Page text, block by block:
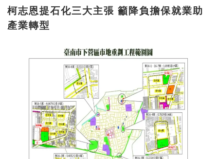
柯志恩提石化三大主張 籲降負擔保就業助
產業轉型